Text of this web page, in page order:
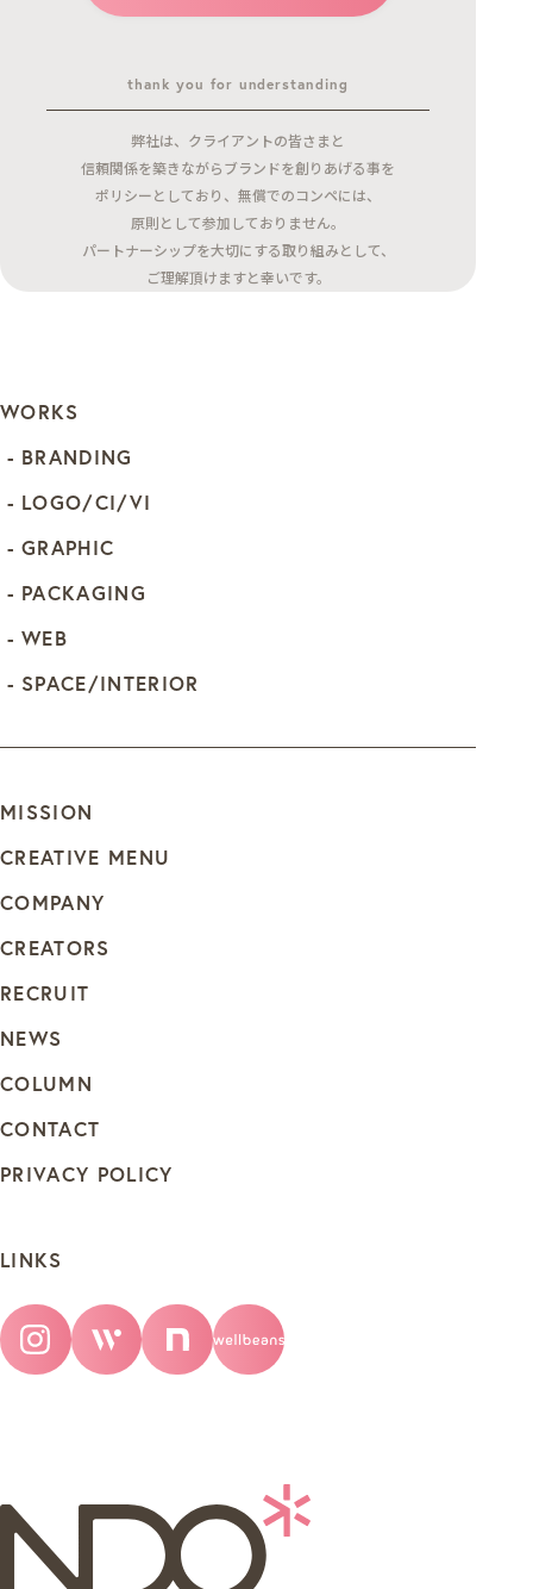
thank you for understanding
弊社は、クライアントの皆さまと
信頼関係を築きながらブランドを創りあげる事を
ポリシーとしており、無償でのコンペには、
原則として参加しておりません。
パートナーシップを大切にする取り組みとして、
ご理解頂けますと幸いです。
WORKS
BRANDING
LOGO/CI/VI
GRAPHIC
PACKAGING
WEB
SPACE/INTERIOR
MISSION
CREATIVE MENU
COMPANY
CREATORS
RECRUIT
NEWS
COLUMN
CONTACT
PRIVACY POLICY
LINKS